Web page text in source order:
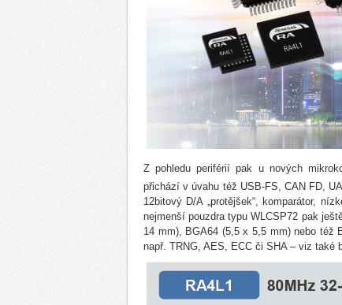
Z pohledu periférií pak u nových
přichází v úvahu též USB-FS, CAN FD,
12bitový D/A „protějšek“, komparátor,
nejmenší pouzdra typu WLCSP72 pak
14 mm), BGA64 (5,5 x 5,5 mm) nebo též
např. TRNG, AES, ECC či SHA – viz také